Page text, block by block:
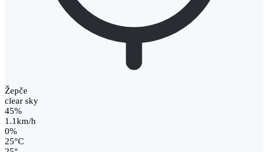
Žepče
clear sky
45%
1.1km/h
0%
25°C